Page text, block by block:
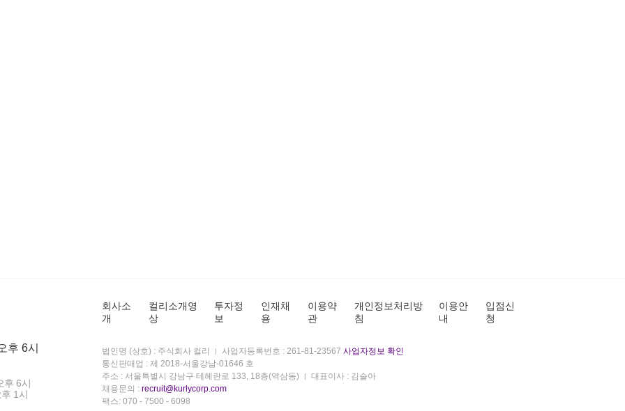
후 6시
후 6시
1시
회사소
개
컬리소개영
상
투자정
보
인재채
용
이용약
관
개인정보처리방
침
이용안
내
입점신
청
법인명 (상호) : 주식회사 컬리 사업자등록번호 : 261-81-23567 사업자정보 확인
통신판매업 : 제 2018-서울강남-01646 호
주소 : 서울특별시 강남구 테헤란로 133, 18층(역삼동)
대표이사 : 김슬아
채용문의 : recruit@kurlycorp.com
팩스: 070 - 7500 - 6098